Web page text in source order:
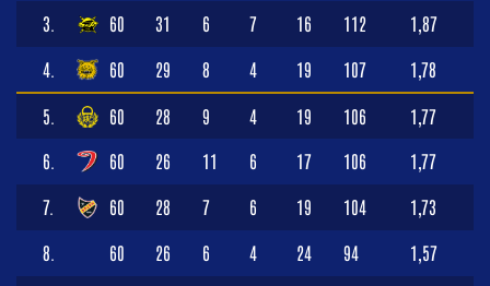
3. 60 31 6 7 16 112 1,87
4. 60 29 8 4 19 107 1,78
5. 60 28 9 4 19 106 1,77
6. 60 26 11 6 17 106 1,77
7. 60 28 7 6 19 104 1,73
8. 60 26 6 4 24 94 1,57